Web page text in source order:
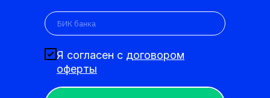
Я согласен с договором
оферты